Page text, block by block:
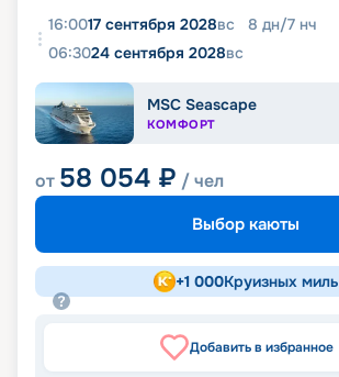
16:0017 сентября 2028вс 8 дн/7 нч
06:3024 сентября 2028вс
MSC Seascape
КОМФОРТ
от 58 054 ₽ / чел
Выбор каюты
+1 000Круизных миль
Добавить в избранное